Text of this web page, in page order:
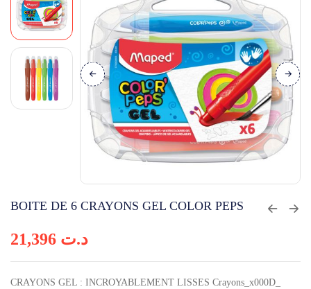
BOITE DE 6 CRAYONS GEL COLOR PEPS
د.ت
CRAYONS GEL : INCROYABLEMENT LISSES Crayons_x000D_